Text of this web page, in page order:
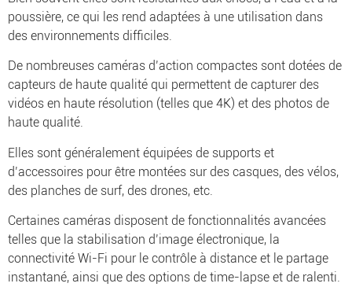
poussière, ce qui les rend adaptées à une utilisation dans
des environnements difficiles.
De nombreuses caméras d’action compactes sont dotées de
capteurs de haute qualité qui permettent de capturer des
vidéos en haute résolution (telles que 4K) et des photos de
haute qualité.
Elles sont généralement équipées de supports et
d’accessoires pour être montées sur des casques, des vélos,
des planches de surf, des drones, etc.
Certaines caméras disposent de fonctionnalités avancées
telles que la stabilisation d’image électronique, la
connectivité Wi-Fi pour le contrôle à distance et le partage
instantané, ainsi que des options de time-lapse et de ralenti.